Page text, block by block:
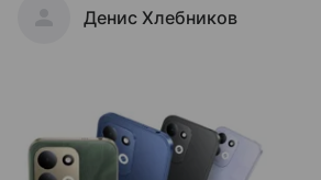
Денис Хлебников